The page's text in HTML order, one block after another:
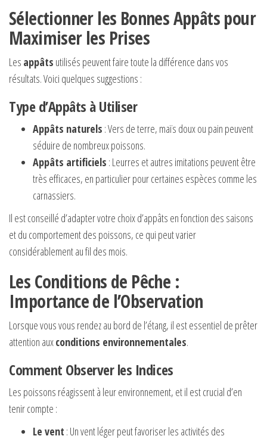
Sélectionner les Bonnes Appâts pour
Maximiser les Prises
Les appâts utilisés peuvent faire toute la différence dans vos
résultats. Voici quelques suggestions :
Type d’Appâts à Utiliser
Appâts naturels : Vers de terre, maïs doux ou pain peuvent
séduire de nombreux poissons.
Appâts artificiels : Leurres et autres imitations peuvent être
très efficaces, en particulier pour certaines espèces comme les
carnassiers.
Il est conseillé d’adapter votre choix d’appâts en fonction des saisons
et du comportement des poissons, ce qui peut varier
considérablement au fil des mois.
Les Conditions de Pêche :
Importance de l’Observation
Lorsque vous vous rendez au bord de l’étang, il est essentiel de prêter
attention auxconditions environnementales.
Comment Observer les Indices
Les poissons réagissent à leur environnement, et il est crucial d’en
tenir compte :
Le vent : Un vent léger peut favoriser les activités des